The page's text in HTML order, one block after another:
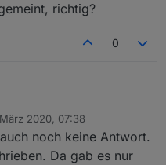
richtig?
0
aber noch keine
PN gemeint, richtig?
2020, 07:38
noch keine Antwort.
Da gab es nur